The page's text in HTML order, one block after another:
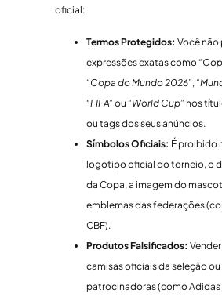
oficial:
Termos Protegidos: Você não
expressões exatas como
“Copa do Mundo 2026”,
“FIFA” ou “World Cup” nos
ou tags dos seus anúncios.
Símbolos Oficiais: É proibido
logotipo oficial do torneio, o
da Copa, a imagem do
emblemas das federações
CBF).
Produtos Falsificados:
camisas oficiais da seleção
patrocinadoras (como Adidas